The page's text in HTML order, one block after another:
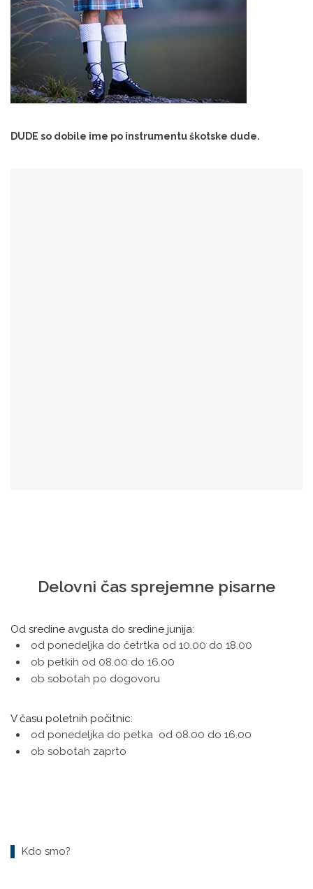
DUDE so dobile ime po instrumentu škotske dude.
Delovni čas sprejemne pisarne
Od sredine avgusta do sredine junija:
od ponedeljka do četrtka od 10.00 do 18.00
ob petkih od 08.00 do 16.00
ob sobotah po dogovoru
V času poletnih počitnic:
od ponedeljka do petka od 08.00 do 16.00
ob sobotah zaprto
Kdo smo?